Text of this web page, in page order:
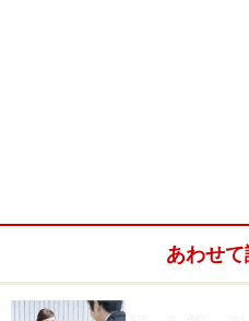
あわせ